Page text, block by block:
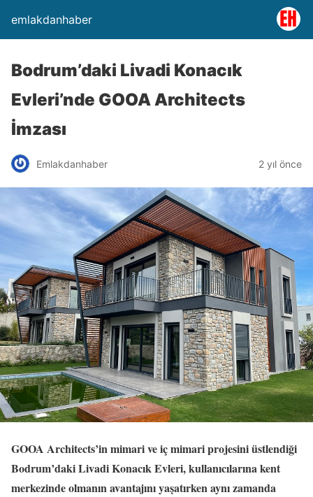
emlakdanhaber
Bodrum’daki Livadi Konacık
Evleri’nde GOOA Architects
İmzası
Emlakdanhaber 2 yıl önce
GOOA Architects’in mimari ve iç mimari projesini üstlendiği
Bodrum’dakiLivadi Konacık Evleri, kullanıcılarına kent
merkezinde olmanın avantajını yaşatırken aynı zamanda